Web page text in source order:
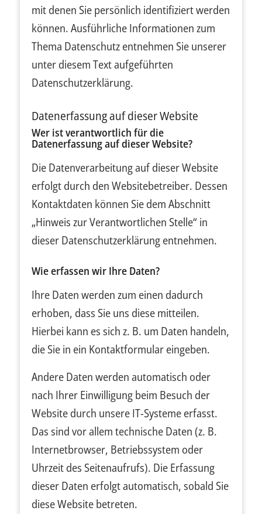
mit denen Sie persönlich identifiziert werden
können. Ausführliche Informationen zum
Thema Datenschutz entnehmen Sie unserer
unter diesem Text aufgeführten
Datenschutzerklärung.
Datenerfassung auf dieser Website
Wer ist verantwortlich für die
Datenerfassung auf dieser Website?
Die Datenverarbeitung auf dieser Website
erfolgt durch den Websitebetreiber. Dessen
Kontaktdaten können Sie dem Abschnitt
„Hinweis zur Verantwortlichen Stelle“ in
dieser Datenschutzerklärung entnehmen.
Wie erfassen wir Ihre Daten?
Ihre Daten werden zum einen dadurch
erhoben, dass Sie uns diese mitteilen.
Hierbei kann es sich z. B. um Daten handeln,
die Sie in ein Kontaktformular eingeben.
Andere Daten werden automatisch oder
nach Ihrer Einwilligung beim Besuch der
Website durch unsere IT-Systeme erfasst.
Das sind vor allem technische Daten (z. B.
Internetbrowser, Betriebssystem oder
Uhrzeit des Seitenaufrufs). Die Erfassung
dieser Daten erfolgt automatisch, sobald Sie
diese Website betreten.